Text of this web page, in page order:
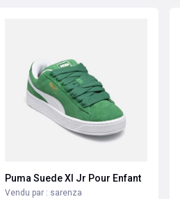
Puma Suede Xl Jr Pour Enfant
Vendu par : sarenza